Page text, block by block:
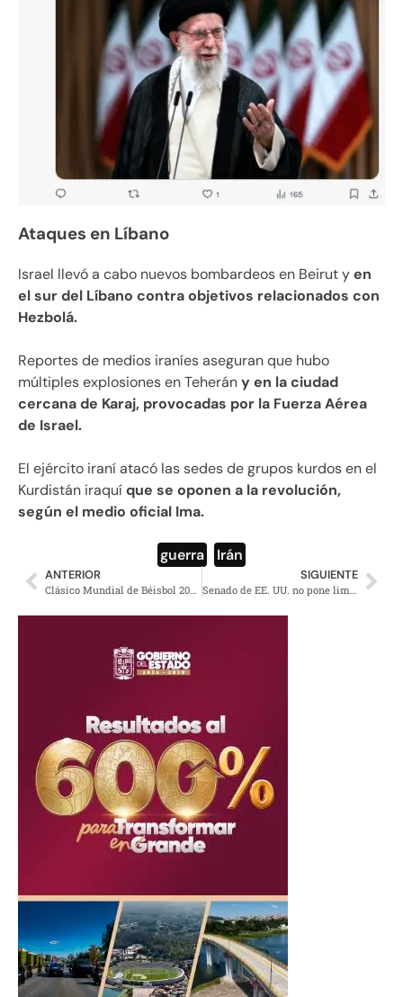
Ataques en Líbano
Israel llevó a cabo nuevos bombardeos en Beirut yen
el sur del Líbano contra objetivos relacionados con
Hezbolá.
Reportes de medios iraníes aseguran que hubo
múltiples explosiones en Teherány en la ciudad
cercana de Karaj, provocadas por la Fuerza Aérea
de Israel.
El ejército iraní atacó las sedes de grupos kurdos en el
Kurdistán iraquíque se oponen a la revolución,
según el medio oficial Ima.
guerra Irán
ANTERIOR SIGUIENTE